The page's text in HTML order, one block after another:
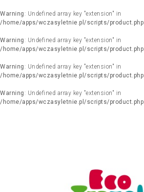
Warning : Undefined array key "extension" in
/home/apps/wczasyletnie.pl/scripts/product.php
Warning : Undefined array key "extension" in
/home/apps/wczasyletnie.pl/scripts/product.php
Warning : Undefined array key "extension" in
/home/apps/wczasyletnie.pl/scripts/product.php
Warning : Undefined array key "extension" in
/home/apps/wczasyletnie.pl/scripts/product.php